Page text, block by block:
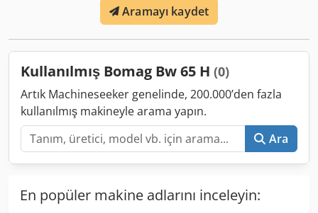
Aramayı kaydet
Kullanılmış Bomag Bw 65 H (0)
Artık Machineseeker genelinde, 200.000’den fazla
kullanılmış makineyle arama yapın.
Ara
En popüler makine adlarını inceleyin: